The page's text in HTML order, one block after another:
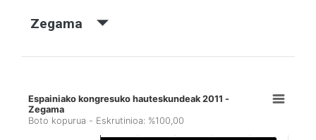
Zegama
Espainiako kongresuko hauteskundeak 2011 -
Zegama
Boto kopurua - Eskrutinioa: %100,00